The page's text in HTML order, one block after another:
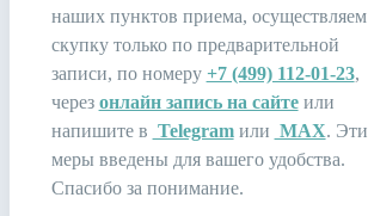
наших пунктов приема, осуществляем
скупку только по предварительной
записи, по номеру +7 (499) 112-01-23,
через онлайн запись на сайтеили
напишите в Telegramили MAX. Эти
меры введены для вашего удобства.
Спасибо за понимание.